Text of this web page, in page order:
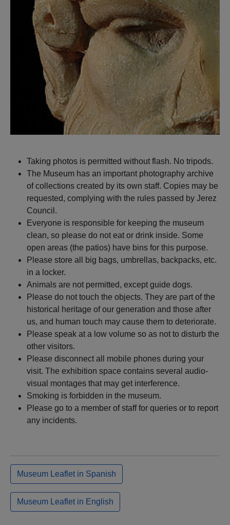
Taking photos is permitted without flash. No tripods.
The Museum has an important photography archive
of collections created by its own staff. Copies may be
requested, complying with the rules passed by Jerez
Council.
Everyone is responsible for keeping the museum
clean, so please do not eat or drink inside. Some
open areas (the patios) have bins for this purpose.
Please store all big bags, umbrellas, backpacks, etc.
in a locker.
Animals are not permitted, except guide dogs.
Please do not touch the objects. They are part of the
historical heritage of our generation and those after
us, and human touch may cause them to deteriorate.
Please speak at a low volume so as not to disturb the
other visitors.
Please disconnect all mobile phones during your
visit. The exhibition space contains several audio-
visual montages that may get interference.
Smoking is forbidden in the museum.
Please go to a member of staff for queries or to report
any incidents.
Museum Leaflet in Spanish
Museum Leaflet in English